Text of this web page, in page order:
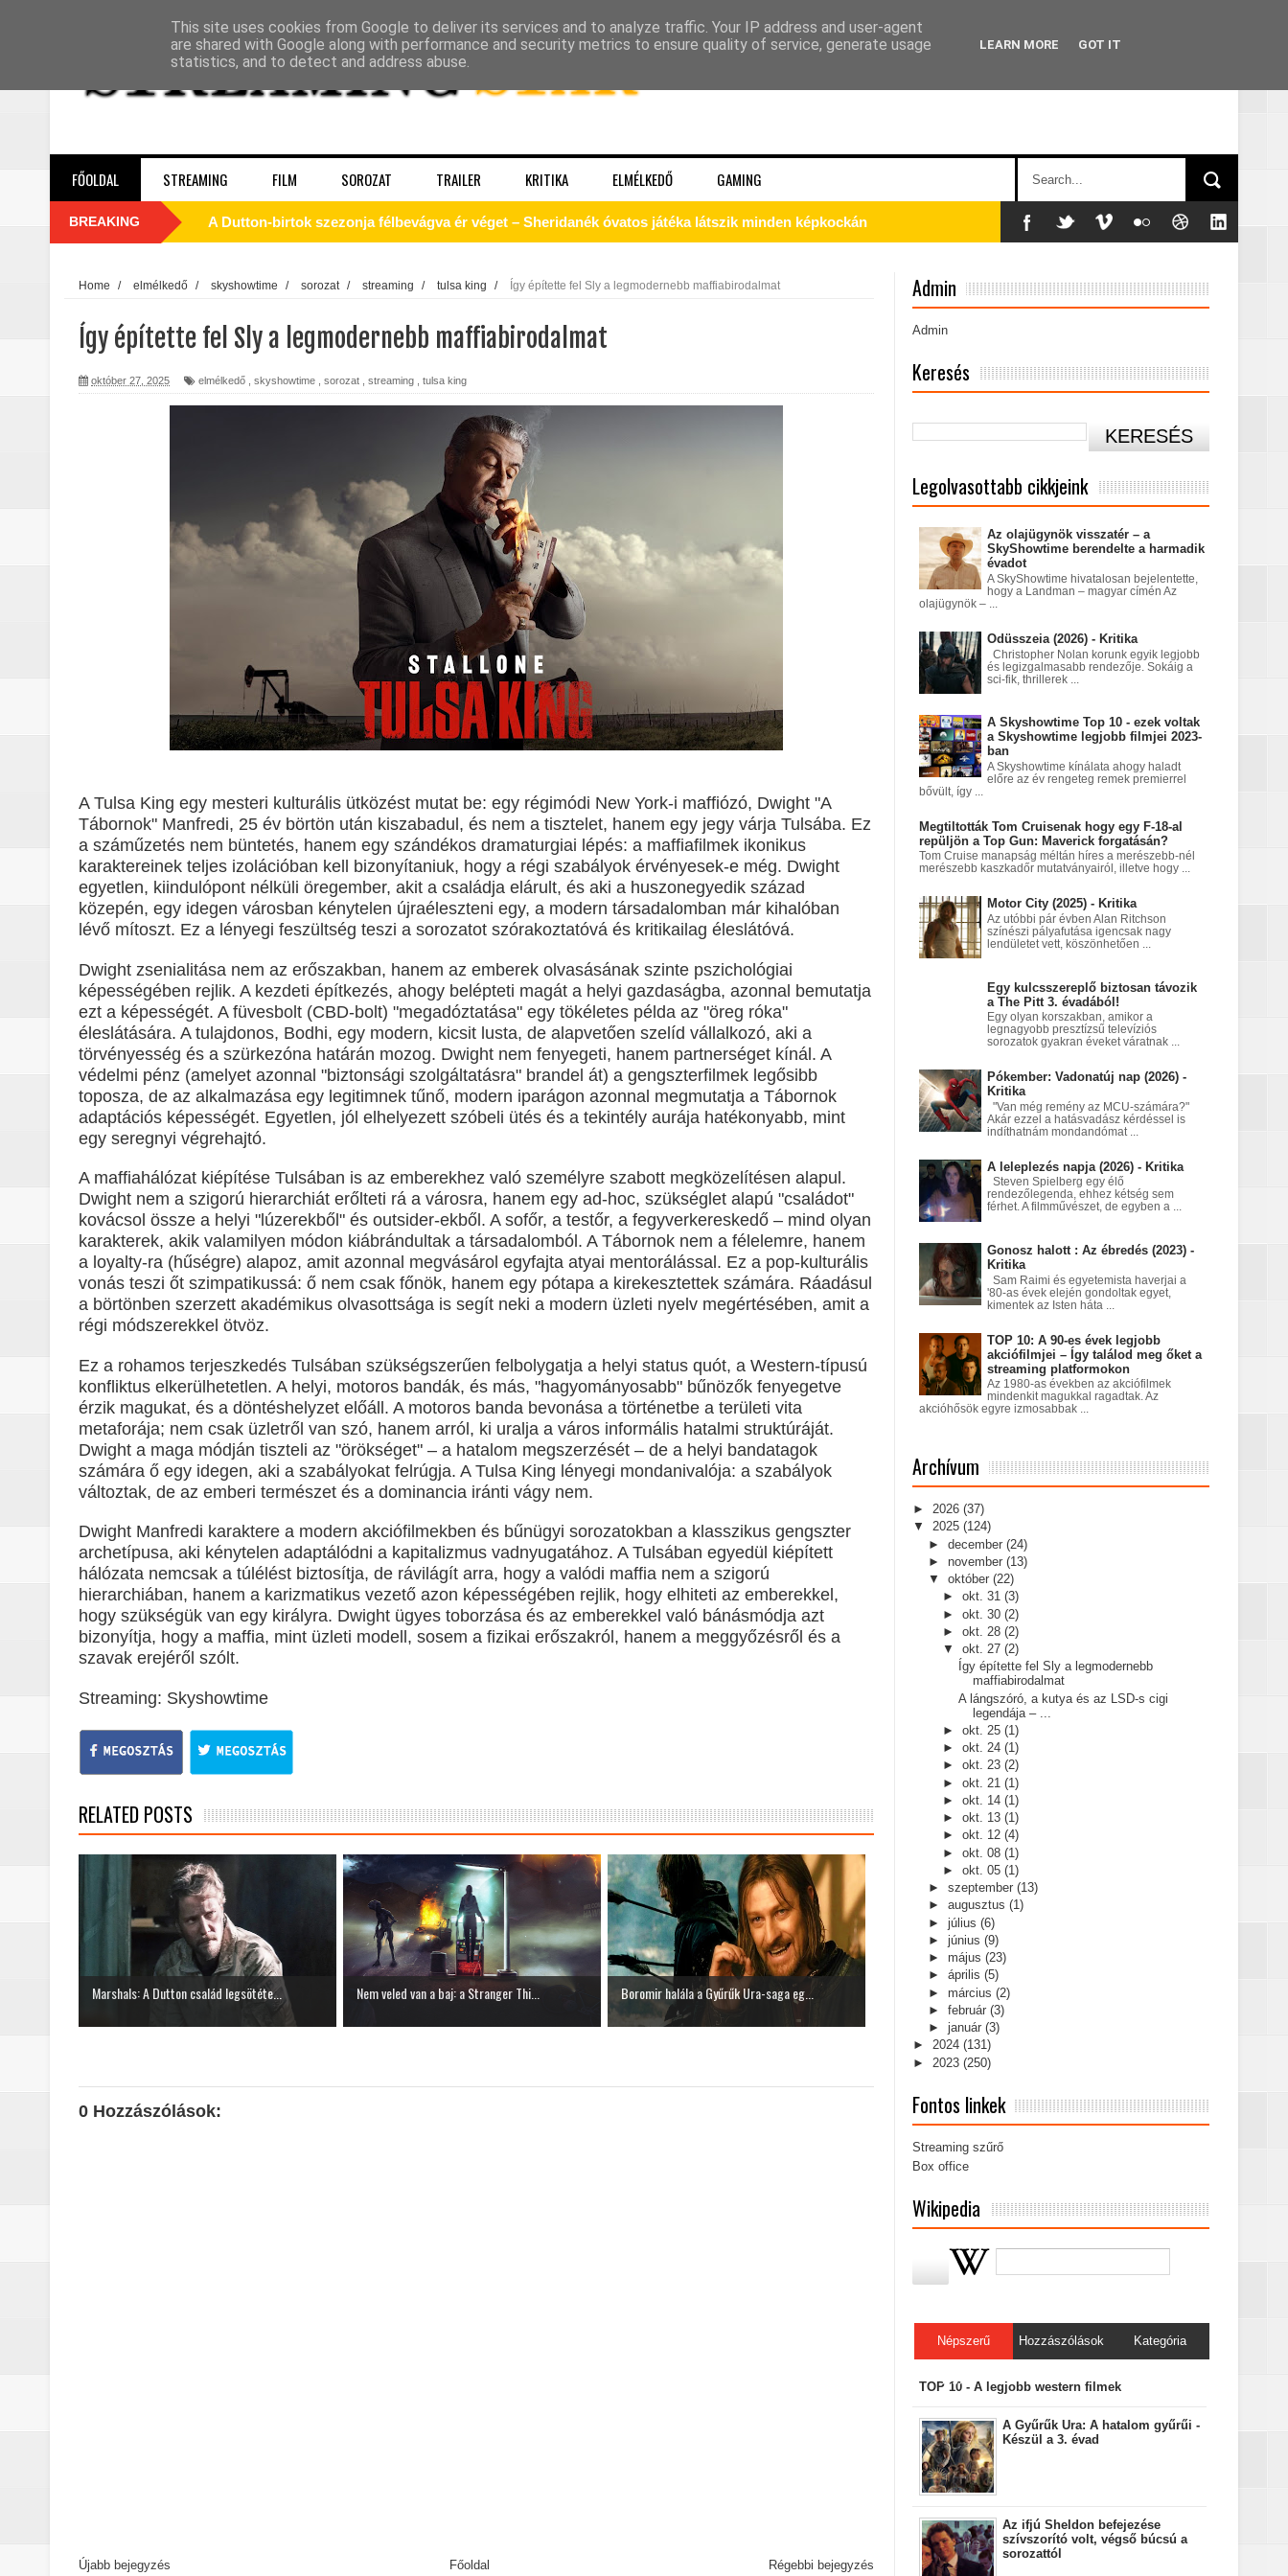
FŐOLDAL STREAMING FILM SOROZAT TRAILER KRITIKA ELMÉLKEDŐ GAMING
BREAKING A Dutton‑birtok szezonja félbevágva ér véget – Sheridanék óvatos játéka látszik minden képkockán
La’an szíve Torontóban tört össze – a Kirk, akit a Prime‑idősík soha nem ad vissza
Életem legjobb száma (2026) - Kritika
Marshals: A Dutton család legsötétebb titka kiderült – és most már Pete Calvin is benne van
Gonosz halott : Az ébredés (2023) - Kritika
A Yellowstone hiányzó darabja: Sheridan végre megmutatja a gyász valódi arcát a The Madison című sorozatban
Jogászok döntötték el Monica Dutton sorsát? Meglepő részletek a Yellowstone-univerzumból
Michael (2026) - Kritika
A lila fátyol: Rejtélyek könyve – A végjáték
A lila fátyol – a rejtélyek könyve - Harmadik felvonás
A Lila Fátyol: Rejtélyek Könyve, avagy mi lenne, ha a Netflix fantasy dráma görög istenekkel folytatódna tovább?
A The Mandalorian and Grogu trailere brutális akciót ígér
A rejtélyek könyve: egy valós, rejtjeles történet, amit csak néhány beavatott ért, mégis úgy hat, mint egy Netflix‑fantasy
sorozat
Nem veled van a baj: a Stranger Things utolsó évadabán a Hopper-Eleven dinamika teljesen nullára égett
Boromir halála a Gyűrűk Ura-saga egyik legnagyobb megváltástörténete
Pókember: Vadonatúj nap (2026) - Kritika
Home / elmélkedő / skyshowtime / sorozat / streaming / tulsa king / Így építette fel Sly a legmodernebb maffiabirodalmat
Így építette fel Sly a legmodernebb maffiabirodalmat
október 27, 2025 elmélkedő skyshowtime sorozat streaming tulsa king
A Tulsa King egy mesteri kulturális ütközést mutat be: egy régimódi New York-i maffiózó, Dwight "A
Tábornok" Manfredi, 25 év börtön után kiszabadul, és nem a tisztelet, hanem egy jegy várja Tulsába. Ez
a száműzetés nem büntetés, hanem egy szándékos dramaturgiai lépés: a maffiafilmek ikonikus
karaktereinek teljes izolációban kell bizonyítaniuk, hogy a régi szabályok érvényesek-e még. Dwight
egyetlen, kiindulópont nélküli öregember, akit a családja elárult, és aki a huszonegyedik század
közepén, egy idegen városban kénytelen újraéleszteni egy, a modern társadalomban már kihalóban
lévő mítoszt. Ez a lényegi feszültség teszi a sorozatot szórakoztatóvá és kritikailag éleslátóvá.
Dwight zsenialitása nem az erőszakban, hanem az emberek olvasásának szinte pszichológiai
képességében rejlik. A kezdeti építkezés, ahogy belépteti magát a helyi gazdaságba, azonnal bemutatja
ezt a képességét. A füvesbolt (CBD-bolt) "megadóztatása" egy tökéletes példa az "öreg róka"
éleslátására. A tulajdonos, Bodhi, egy modern, kicsit lusta, de alapvetően szelíd vállalkozó, aki a
törvényesség és a szürkezóna határán mozog. Dwight nem fenyegeti, hanem partnerséget kínál. A
védelmi pénz (amelyet azonnal "biztonsági szolgáltatásra" brandel át) a gengszterfilmek legősibb
toposza, de az alkalmazása egy legitimnek tűnő, modern iparágon azonnal megmutatja a Tábornok
adaptációs képességét. Egyetlen, jól elhelyezett szóbeli ütés és a tekintély aurája hatékonyabb, mint
egy seregnyi végrehajtó.
A maffiahálózat kiépítése Tulsában is az emberekhez való személyre szabott megközelítésen alapul.
Dwight nem a szigorú hierarchiát erőlteti rá a városra, hanem egy ad-hoc, szükséglet alapú "családot"
kovácsol össze a helyi "lúzerekből" és outsider-ekből. A sofőr, a testőr, a fegyverkereskedő – mind olyan
karakterek, akik valamilyen módon kiábrándultak a társadalomból. A Tábornok nem a félelemre, hanem
a loyalty-ra (hűségre) alapoz, amit azonnal megvásárol egyfajta atyai mentorálással. Ez a pop-kulturális
vonás teszi őt szimpatikussá: ő nem csak főnök, hanem egy pótapa a kirekesztettek számára. Ráadásul
a börtönben szerzett akadémikus olvasottsága is segít neki a modern üzleti nyelv megértésében, amit a
régi módszerekkel ötvöz.
Ez a rohamos terjeszkedés Tulsában szükségszerűen felbolygatja a helyi status quót, a Western-típusú
konfliktus elkerülhetetlen. A helyi, motoros bandák, és más, "hagyományosabb" bűnözők fenyegetve
érzik magukat, és a döntéshelyzet előáll. A motoros banda bevonása a történetbe a területi vita
metaforája; nem csak üzletről van szó, hanem arról, ki uralja a város informális hatalmi struktúráját.
Dwight a maga módján tiszteli az "örökséget" – a hatalom megszerzését – de a helyi bandatagok
számára ő egy idegen, aki a szabályokat felrúgja. A Tulsa King lényegi mondanivalója: a szabályok
változtak, de az emberi természet és a dominancia iránti vágy nem.
Dwight Manfredi karaktere a modern akciófilmekben és bűnügyi sorozatokban a klasszikus gengszter
archetípusa, aki kénytelen adaptálódni a kapitalizmus vadnyugatához. A Tulsában egyedül kiépített
hálózata nemcsak a túlélést biztosítja, de rávilágít arra, hogy a valódi maffia nem a szigorú
hierarchiában, hanem a karizmatikus vezető azon képességében rejlik, hogy elhiteti az emberekkel,
hogy szükségük van egy királyra. Dwight ügyes toborzása és az emberekkel való bánásmódja azt
bizonyítja, hogy a maffia, mint üzleti modell, sosem a fizikai erőszakról, hanem a meggyőzésről és a
szavak erejéről szólt.
Streaming: Skyshowtime
RELATED POSTS
Marshals: A Dutton család legsötéte... Nem veled van a baj: a Stranger Thi... Boromir halála a Gyűrűk Ura-saga eg...
0 Hozzászólások:
Újabb bejegyzés Régebbi bejegyzés
Főoldal
Admin
Admin
Keresés
Legolvasottabb cikkjeink
Az olajügynök visszatér – a
SkyShowtime berendelte a harmadik
évadot
A SkyShowtime hivatalosan bejelentette,
hogy a Landman – magyar címén Az
olajügynök – ...
Odüsszeia (2026) - Kritika
Christopher Nolan korunk egyik legjobb
és legizgalmasabb rendezője. Sokáig a
sci-fik, thrillerek ...
A Skyshowtime Top 10 - ezek voltak
a Skyshowtime legjobb filmjei 2023-
ban
A Skyshowtime kínálata ahogy haladt
előre az év rengeteg remek premierrel
bővült, így ...
Megtiltották Tom Cruisenak hogy egy F-18-al
repüljön a Top Gun: Maverick forgatásán?
Tom Cruise manapság méltán híres a merészebb-nél
merészebb kaszkadőr mutatványairól, illetve hogy ...
Motor City (2025) - Kritika
Az utóbbi pár évben Alan Ritchson
színészi pályafutása igencsak nagy
lendületet vett, köszönhetően ...
Egy kulcsszereplő biztosan távozik
a The Pitt 3. évadából!
Egy olyan korszakban, amikor a
legnagyobb presztízsű televíziós
sorozatok gyakran éveket váratnak ...
Pókember: Vadonatúj nap (2026) -
Kritika
"Van még remény az MCU-számára?"
Akár ezzel a hatásvadász kérdéssel is
indíthatnám mondandómat ...
A leleplezés napja (2026) - Kritika
Steven Spielberg egy élő
rendezőlegenda, ehhez kétség sem
férhet. A filmművészet, de egyben a ...
Gonosz halott : Az ébredés (2023) -
Kritika
Sam Raimi és egyetemista haverjai a
'80-as évek elején gondoltak egyet,
kimentek az Isten háta ...
TOP 10: A 90-es évek legjobb
akciófilmjei – Így találod meg őket a
streaming platformokon
Az 1980-as években az akciófilmek
mindenkit magukkal ragadtak. Az
akcióhősök egyre izmosabbak ...
Archívum
► 2026 (37)
▼ 2025 (124)
► december (24)
► november (13)
▼ október (22)
►okt. 31(3)
►okt. 30(2)
►okt. 28(2)
▼okt. 27(2)
Így építette fel Sly a legmodernebb
maffiabirodalmat
A lángszóró, a kutya és az LSD-s cigi
legendája – ...
►okt. 25(1)
►okt. 24(1)
►okt. 23(2)
►okt. 21(1)
►okt. 14(1)
►okt. 13(1)
►okt. 12(4)
►okt. 08(1)
►okt. 05(1)
► szeptember (13)
► augusztus (1)
► július (6)
► június (9)
► május (23)
► április (5)
► március (2)
► február (3)
► január (3)
► 2024 (131)
► 2023 (250)
Fontos linkek
Streaming szűrő
Box office
Wikipedia
Népszerű Hozzászólások Kategória
TOP 10 - A legjobb western filmek
A Gyűrűk Ura: A hatalom gyűrűi -
Készül a 3. évad
Az ifjú Sheldon befejezése
szívszorító volt, végső búcsú a
sorozattól
This site uses cookies from Google to deliver its services and to analyze traffic. Your IP address and user-agent
are shared with Google along with performance and security metrics to ensure quality of service, generate usage
statistics, and to detect and address abuse.
LEARN MORE GOT IT